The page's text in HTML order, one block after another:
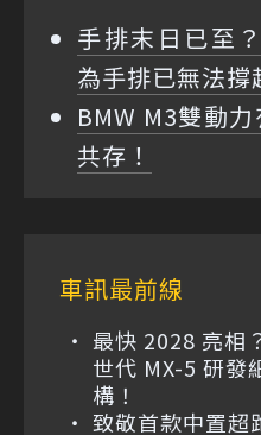
手排末日已至
為手排已無法撐
BMW M3雙動
共存！
車訊最前線
最快 2028 亮相
世代 MX-5 研發
構！
致敬首款中置超